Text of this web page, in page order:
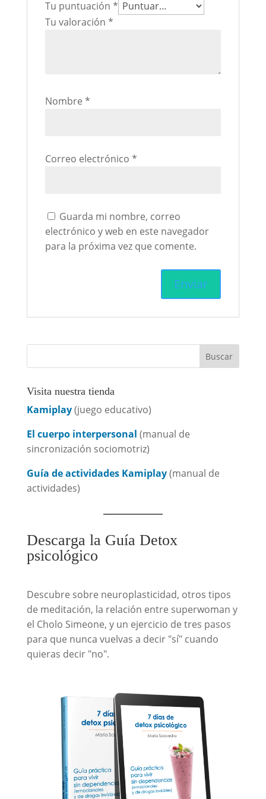
Tu puntuación *
Tu valoración *
Nombre *
Correo electrónico *
Guarda mi nombre, correo
electrónico y web en este navegador
para la próxima vez que comente.
Visita nuestra tienda
Kamiplay(juego educativo)
El cuerpo interpersonal (manual de
sincronización sociomotriz)
Guía de actividades Kamiplay(manual de
actividades)
Descarga la Guía Detox
psicológico
Descubre sobre neuroplasticidad, otros tipos
de meditación, la relación entre superwoman y
el Cholo Simeone, y un ejercicio de tres pasos
para que nunca vuelvas a decir "sí" cuando
quieras decir "no".